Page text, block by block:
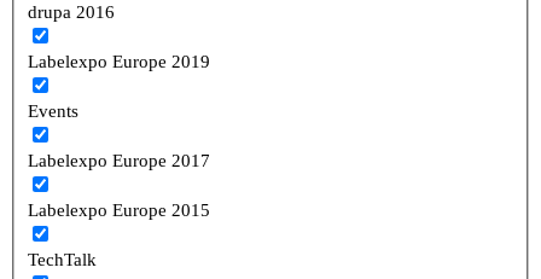
drupa 2016
Labelexpo Europe 2019
Events
Labelexpo Europe 2017
Labelexpo Europe 2015
TechTalk